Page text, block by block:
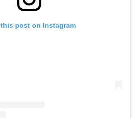
post on Instagram